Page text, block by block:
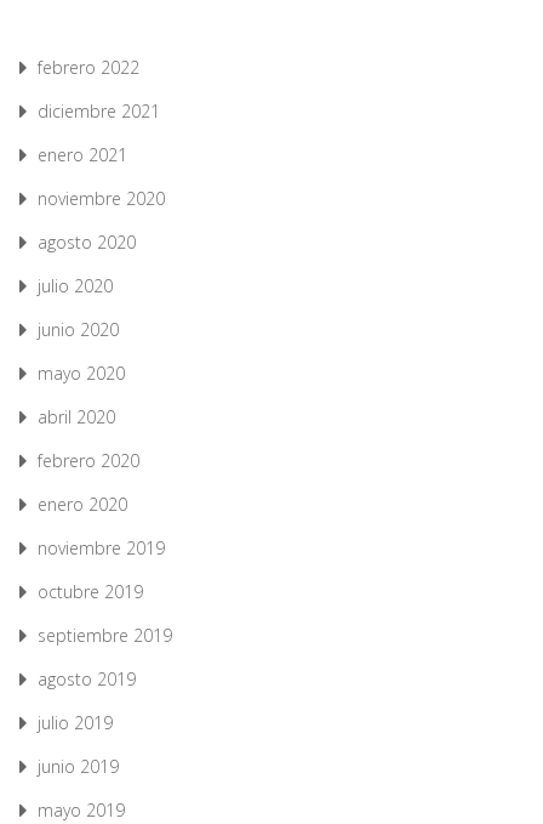
febrero 2022
diciembre 2021
enero 2021
noviembre 2020
agosto 2020
julio 2020
junio 2020
mayo 2020
abril 2020
febrero 2020
enero 2020
noviembre 2019
octubre 2019
septiembre 2019
agosto 2019
julio 2019
junio 2019
mayo 2019